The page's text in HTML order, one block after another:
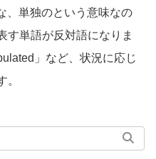
、単独のという意味なの
す単語が反対語になりま
」など、状況に応じ
。